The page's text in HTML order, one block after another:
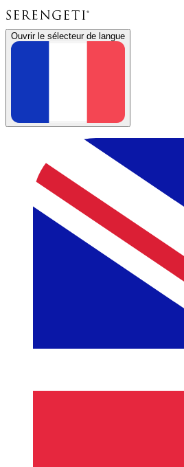
Ouvrir le sélecteur de langue